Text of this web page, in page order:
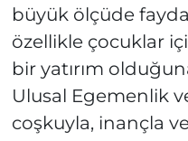
büyük ölçüde
özellikle çocuklar
bir yatırım
Ulusal Egemenlik
coşkuyla, inançla